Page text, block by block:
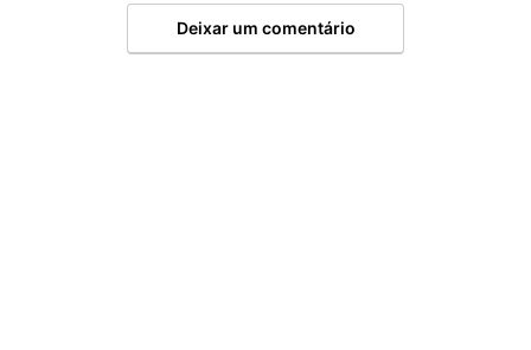
Deixar um comentário